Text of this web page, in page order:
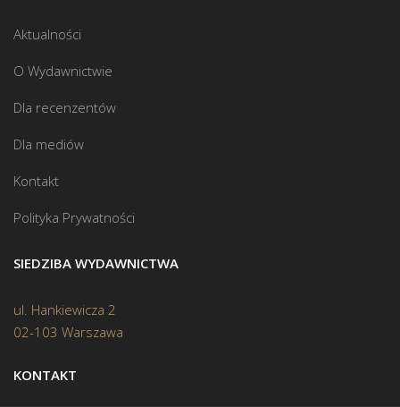
Aktualności
O Wydawnictwie
Dla recenzentów
Dla mediów
Kontakt
Polityka Prywatności
SIEDZIBA WYDAWNICTWA
ul. Hankiewicza 2
02-103 Warszawa
KONTAKT